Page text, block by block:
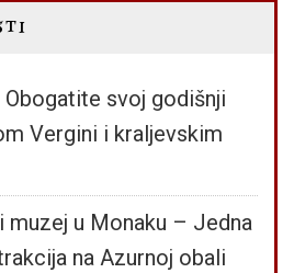
svoj godišnji
Vergini i kraljevskim
muzej u Monaku – Jedna
na Azurnoj obali